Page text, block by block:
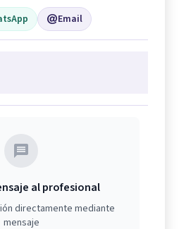
Email
al profesional
directamente mediante
mensaje